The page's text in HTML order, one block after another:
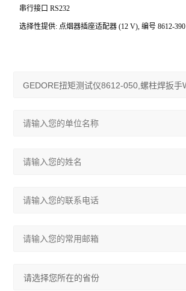
串行接口 RS232
选择性提供: 点烟器插座适配器 (12 V), 编号 8612-390